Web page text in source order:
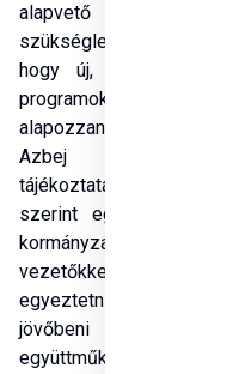
alapvető
szükségleteit, és
hogy új, életmentő
programokat
alapozzanak meg.
Azbej Tristan
tájékoztatása
szerint egyházi és
kormányzati
vezetőkkel fog
egyeztetni a
jövőbeni
együttműködésről,